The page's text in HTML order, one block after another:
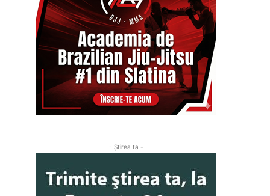
- Ştirea ta -